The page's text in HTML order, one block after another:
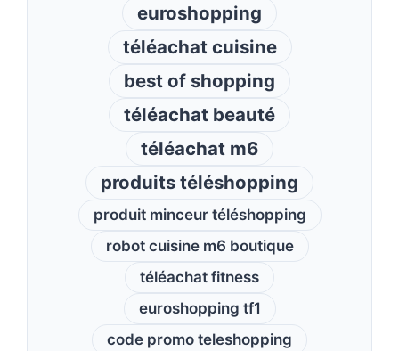
euroshopping
téléachat cuisine
best of shopping
téléachat beauté
téléachat m6
produits téléshopping
produit minceur téléshopping
robot cuisine m6 boutique
téléachat fitness
euroshopping tf1
code promo teleshopping